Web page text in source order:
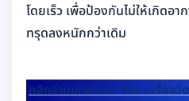
โดยเร็ว เพื่อป้องกันไม่ให้เกิดอ
ทรุดลงหนักกว่าเดิม
คลิกอ่านบทความ : รีวิว เครื่อง